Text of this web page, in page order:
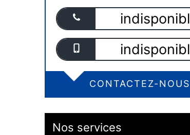
CONTACTEZ-NOUS
Nos services